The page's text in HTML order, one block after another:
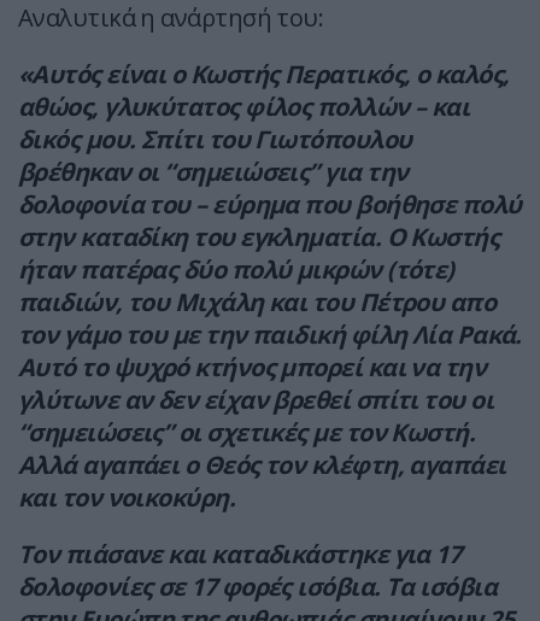
Αναλυτικά η ανάρτησή του:
«Αυτός είναι ο Κωστής Περατικός, ο καλός,
αθώος, γλυκύτατος φίλος πολλών – και
δικός μου. Σπίτι του Γιωτόπουλου
βρέθηκαν οι “σημειώσεις” για την
δολοφονία του – εύρημα που βοήθησε πολύ
στην καταδίκη του εγκληματία. Ο Κωστής
ήταν πατέρας δύο πολύ μικρών (τότε)
παιδιών, του Μιχάλη και του Πέτρου απο
τον γάμο του με την παιδική φίλη Λία Ρακά.
Αυτό το ψυχρό κτήνος μπορεί και να την
γλύτωνε αν δεν είχαν βρεθεί σπίτι του οι
“σημειώσεις” οι σχετικές με τον Κωστή.
Αλλά αγαπάει ο Θεός τον κλέφτη, αγαπάει
και τον νοικοκύρη.
Τον πιάσανε και καταδικάστηκε για 17
δολοφονίες σε 17 φορές ισόβια. Τα ισόβια